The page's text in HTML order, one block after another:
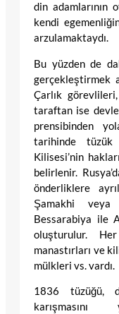
din adamlarının
kendi
arzulamaktaydı.
Bu yüzden de
gerçekleştirmek
Çarlık
taraftan ise
prensibinden
tarihinde tüzük
Kilisesi’nin
belirlenir.
önderliklere
Şamakhi
Bessarabiya ile
oluşturulur.
manastırları ve
mülkleri vs. vardı.
1836 tüzüğü,
karışmasını